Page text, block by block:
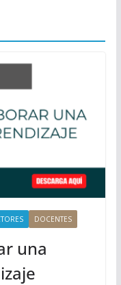
DOCENTES
una